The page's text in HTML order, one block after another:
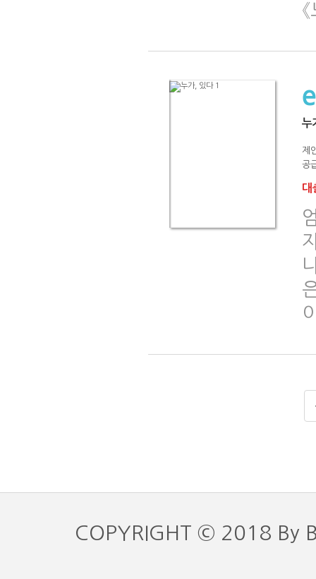
누
제
공
대
COPYRIGHT © 2018 By